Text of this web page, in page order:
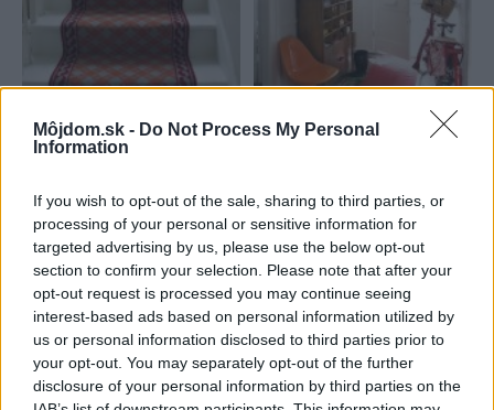
Môjdom.sk - Do Not Process My Personal
Information
If you wish to opt-out of the sale, sharing to third parties, or
processing of your personal or sensitive information for
targeted advertising by us, please use the below opt-out
section to confirm your selection. Please note that after your
opt-out request is processed you may continue seeing
interest-based ads based on personal information utilized by
us or personal information disclosed to third parties prior to
your opt-out. You may separately opt-out of the further
disclosure of your personal information by third parties on the
Najnovšie príspevky
Re: Takto sa rieši málo úložného miesta. V tomto byte
stačil jeden prvok | Môjdom.sk
My napríklad labky utierame hneď pri dverách a doma pred dvere
používame tyčový ETA Terier…
Re: Takto sa rieši málo úložného miesta. V tomto byte
stačil jeden prvok | Môjdom.sk
Dizajn je to nádherný, tá brezová preglejka a čisté línie vyzerajú super.
Ale vždy, keď…